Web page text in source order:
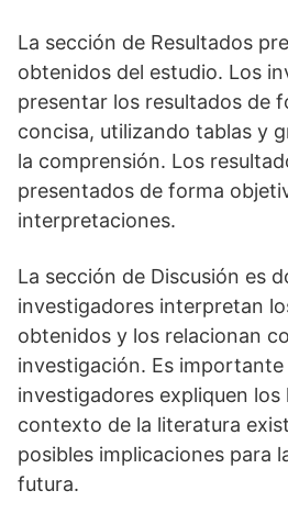
La sección de Resultados
obtenidos del estudio. Los
presentar los resultados de
concisa, utilizando tablas y
la comprensión. Los
presentados de forma
interpretaciones.
La sección de Discusión es
investigadores interpretan
obtenidos y los relacionan
investigación. Es importante
investigadores expliquen los
contexto de la literatura
posibles implicaciones para
futura.